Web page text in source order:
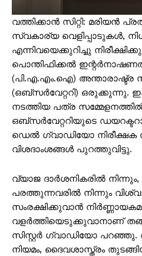
വത്തിക്കാന്‍ സിറ്റി: മരിയന്‍
സ്വകാര്യ വെളിപ്പാടുകള്‍,
എന്നിവയെക്കുറിച്ചു
പൊന്തിഫിക്കല്‍
(പി.എ.എം.ഐ) അന്താരാഷ്ട്ര
(ഒബ്സര്‍വേറ്ററി) ഒരുക്കുന്നു.
നടത്തിയ പത്ര
ഒബ്സര്‍വേറ്ററിയുടെ
ഡെല്‍ ഗ്വാഡിയോ നിരീക്ഷക
വിശദാംശങ്ങള്‍ പുറത്തുവിട്ടു.
വ്യാജ ദാര്‍ശനികരില്‍ നിന്നും,
പരത്തുന്നവരില്‍ നിന്നും
സംരക്ഷിക്കുവാന്‍
വളര്‍ത്തിയെടുക്കുവാനാണ്
സിസ്റ്റര്‍ ഗ്വാഡിയോ പറഞ്ഞു.
നിയമം, ദൈവശാസ്ത്രം